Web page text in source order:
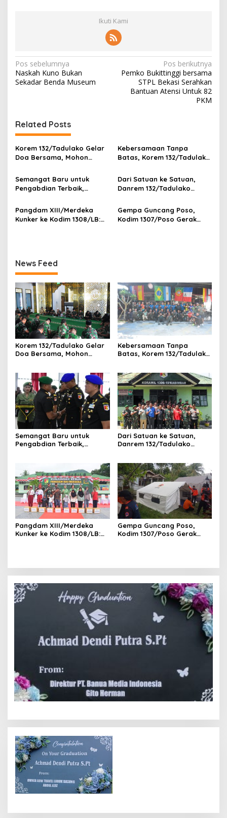
Ikuti Kami
N
a
g
a
s
p
o
s
Pos sebelumnya
Naskah Kuno Bukan
Sekadar Benda Museum
Pos berikutnya
Pemko Bukittinggi bersama
STPL Bekasi Serahkan
Bantuan Atensi Untuk 82
PKM
Related Posts
Korem 132/Tadulako Gelar
Doa Bersama, Mohon
Terintegrasi TA 2026
Kebersamaan Tanpa
Batas, Korem 132/Tadulako
Nobar Piala Dunia
Semangat Baru untuk
Pengabdian Terbaik,
Pimpin Sertijab Irdam dan
Danpomdam
Dari Satuan ke Satuan,
Danrem 132/Tadulako
Semangat Pengabdian
Prajurit
Pangdam XIII/Merdeka
Kunker ke Kodim 1308/LB:
Gempa Guncang Poso,
Kodim 1307/Poso Gerak
News Feed
Korem 132/Tadulako Gelar
Doa Bersama, Mohon
Kebersamaan Tanpa
Batas, Korem 132/Tadulako
Semangat Baru untuk
Pengabdian Terbaik,
Danpomdam
Dari Satuan ke Satuan,
Danrem 132/Tadulako
Prajurit
Pangdam XIII/Merdeka
Kunker ke Kodim 1308/LB:
Gempa Guncang Poso,
Kodim 1307/Poso Gerak